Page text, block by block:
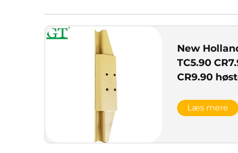
New
TC5.90
CR9.90
Læs mere